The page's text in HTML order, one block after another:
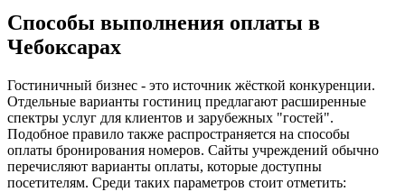
Способы выполнения оплаты в
Чебоксарах
Гостиничный бизнес - это источник жёсткой конкуренции.
Отдельные варианты гостиниц предлагают расширенные
спектры услуг для клиентов и зарубежных "гостей".
Подобное правило также распространяется на способы
оплаты бронирования номеров. Сайты учреждений обычно
перечисляют варианты оплаты, которые доступны
посетителям. Среди таких параметров стоит отметить: